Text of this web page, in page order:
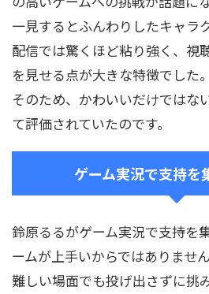
一見するとふんわりしたキャラ
配信では驚くほど粘り強く、視
を見せる点が大きな特徴でした。
そのため、かわいいだけではな
て評価されていたのです。
ゲーム実況で支持を
鈴原るるがゲーム実況で支持を
ームが上手いからではありません
難しい場面でも投げ出さずに挑